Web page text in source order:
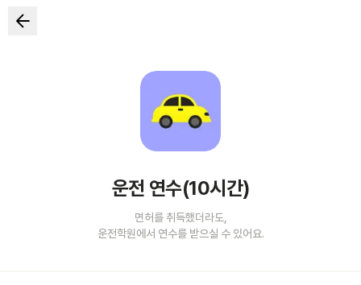
운전 연수(10시간)
면허를 취득했더라도,
운전학원에서 연수를 받으실 수 있어요.